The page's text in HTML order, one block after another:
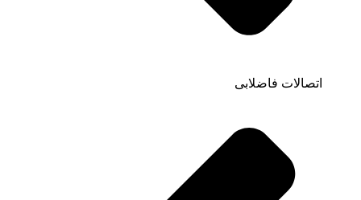
اتصالات فاضلابی